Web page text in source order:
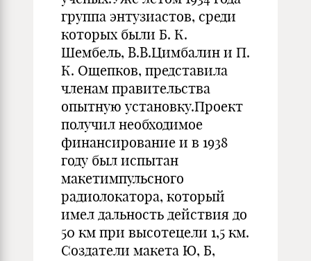
группа энтузиастов, среди
которых были Б. К.
Шембель, В.В.Цимбалин и П.
К. Ощепков, представила
членам правительства
опытную установку.Проект
получил необходимое
финансирование и в 1938
году был испытан
макетимпульсного
радиолокатора, который
имел дальность действия до
50 км при высотецели 1,5 км.
Создатели макета Ю, Б,